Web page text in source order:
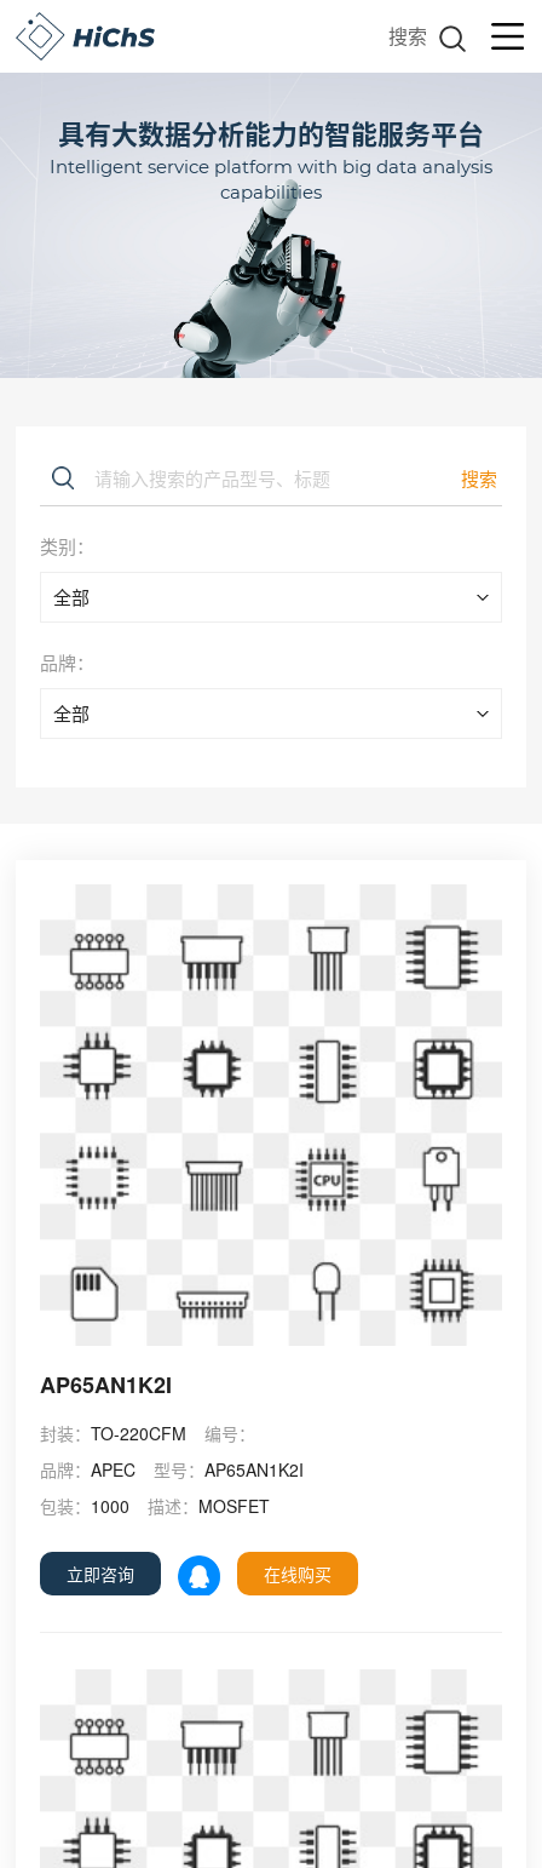
搜索
具有大数据分析能力的智能服务平台
Intelligent service platform with big data analysis
capabilities
类别：
全部
品牌：
全部
AP65AN1K2I
封装：TO-220CFM
编号：
品牌：APEC 型号：AP65AN1K2I
包装： 1000 描述： MOSFET
立即咨询 在线购买